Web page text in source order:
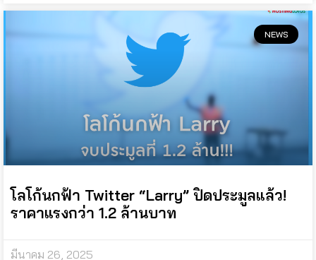
NEWS
โลโก้นกฟ้า Twitter “Larry” ปิดประมูลแล้ว!
ราคาแรงกว่า 1.2 ล้านบาท
มีนาคม 26, 2025